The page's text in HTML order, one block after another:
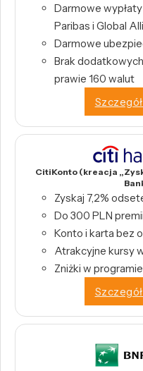
Darmowe
Paribas i Global
Darmowe
Brak
prawie 160 walut
CitiKonto (kreacja
Zyskaj 7,2%
Do 300 PLN premii
Konto i karta bez
Atrakcyjne kursy
Zniżki w